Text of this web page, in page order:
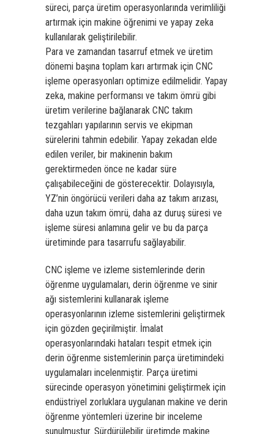
süreci, parça üretim operasyonlarında verimliliği
artırmak için makine öğrenimi ve yapay zeka
kullanılarak geliştirilebilir.
Para ve zamandan tasarruf etmek ve üretim
dönemi başına toplam karı artırmak için CNC
işleme operasyonları optimize edilmelidir. Yapay
zeka, makine performansı ve takım ömrü gibi
üretim verilerine bağlanarak CNC takım
tezgahları yapılarının servis ve ekipman
sürelerini tahmin edebilir. Yapay zekadan elde
edilen veriler, bir makinenin bakım
gerektirmeden önce ne kadar süre
çalışabileceğini de gösterecektir. Dolayısıyla,
YZ’nin öngörücü verileri daha az takım arızası,
daha uzun takım ömrü, daha az duruş süresi ve
işleme süresi anlamına gelir ve bu da parça
üretiminde para tasarrufu sağlayabilir.
CNC işleme ve izleme sistemlerinde derin
öğrenme uygulamaları, derin öğrenme ve sinir
ağı sistemlerini kullanarak işleme
operasyonlarının izleme sistemlerini geliştirmek
için gözden geçirilmiştir. İmalat
operasyonlarındaki hataları tespit etmek için
derin öğrenme sistemlerinin parça üretimindeki
uygulamaları incelenmiştir. Parça üretimi
sürecinde operasyon yönetimini geliştirmek için
endüstriyel zorluklara uygulanan makine ve derin
öğrenme yöntemleri üzerine bir inceleme
sunulmuştur. Sürdürülebilir üretimde makine